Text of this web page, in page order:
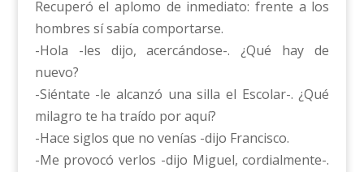
Recuperó el aplomo de inmediato: frente a los
hombres sí sabía comportarse.
-Hola -les dijo, acercándose-. ¿Qué hay de
nuevo?
-Siéntate -le alcanzó una silla el Escolar-. ¿Qué
milagro te ha traído por aquí?
-Hace siglos que no venías -dijo Francisco.
-Me provocó verlos -dijo Miguel, cordialmente-.